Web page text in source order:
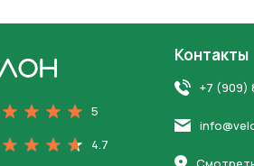
5
4.7
Контакты
+7 (909)